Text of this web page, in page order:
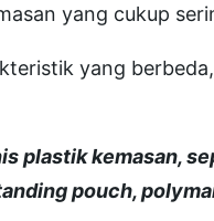
yang cukup
yang
plastik kemasan,
pouch,